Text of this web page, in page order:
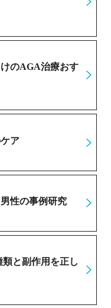
のAGA治療おす
ア
性の事例研究
と副作用を正し